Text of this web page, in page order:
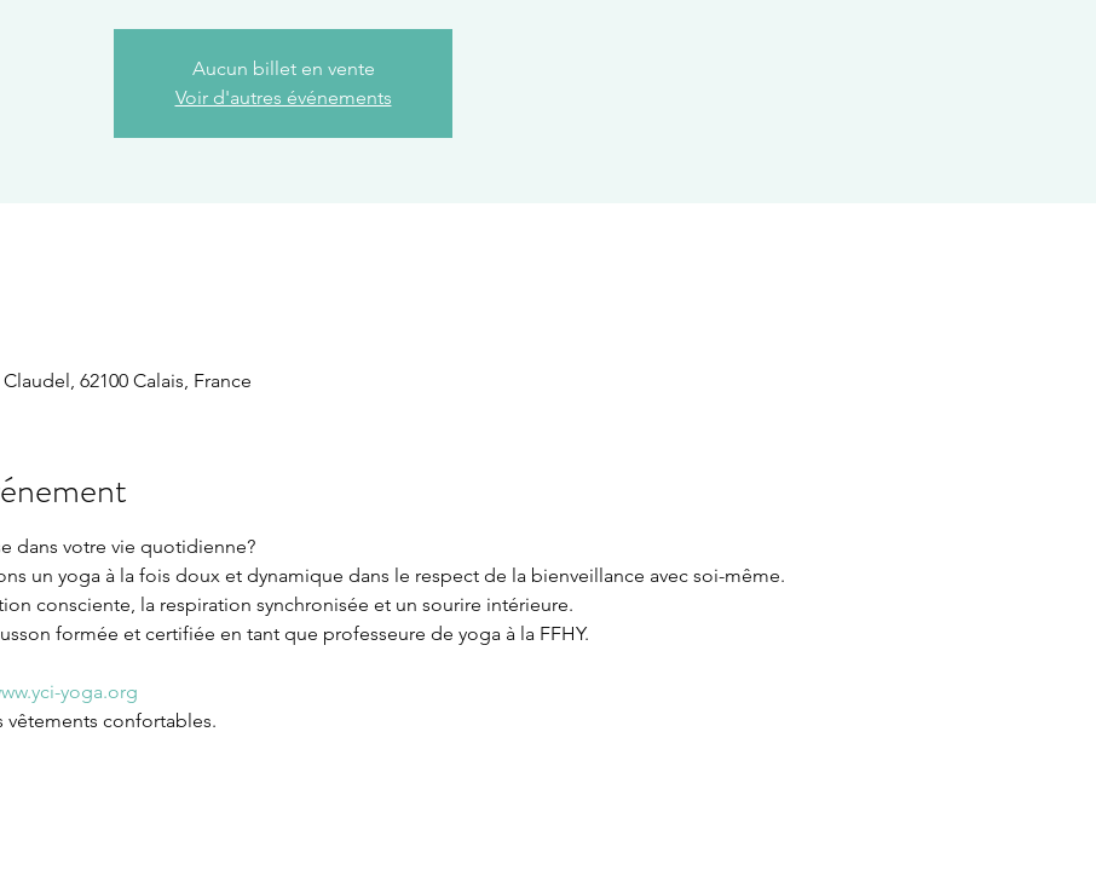
Aucun billet en vente
Voir d'autres événements
62100 Calais, France
dans votre vie quotidienne?
un yoga à la fois doux et dynamique dans le respect de la bienveillance avec soi-même.
consciente, la respiration synchronisée et un sourire intérieure.
formée et certifiée en tant que professeure de yoga à la FFHY.
yoga.org
vêtements confortables.